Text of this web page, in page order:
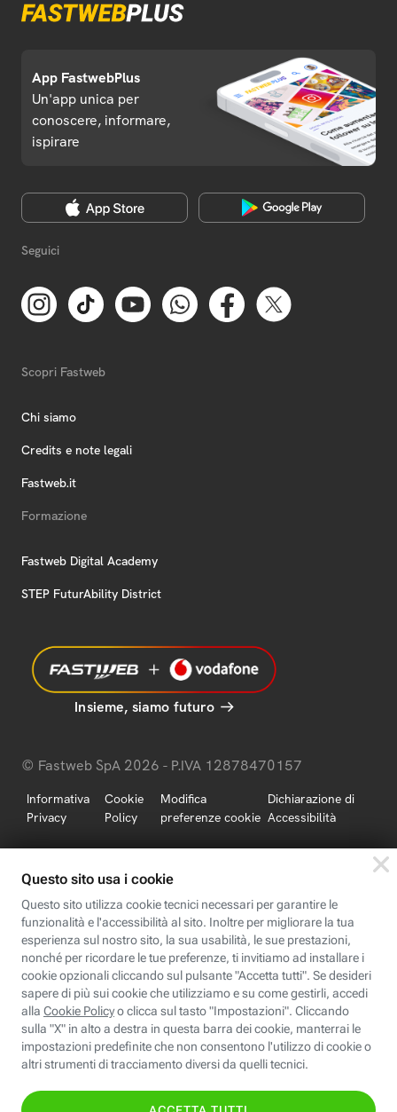
App FastwebPlus
Un'app unica per
conoscere, informare,
ispirare
Seguici
Scopri Fastweb
Chi siamo
Credits e note legali
Fastweb.it
Formazione
Fastweb Digital Academy
STEP FuturAbility District
Insieme, siamo futuro
© Fastweb SpA 2026 - P.IVA 12878470157
Informativa
Privacy
Cookie
Policy
Modifica
preferenze cookie
Dichiarazione di
Accessibilità